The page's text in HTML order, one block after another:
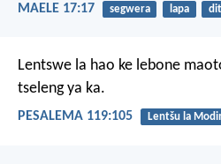
MAELE 17:17 segwera lapa
Lentswe la hao ke lebone
tseleng ya ka.
PESALEMA 119:105 Lentšu la